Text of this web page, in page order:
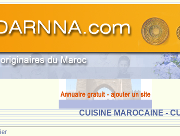
CUISINE MAROCAINE -